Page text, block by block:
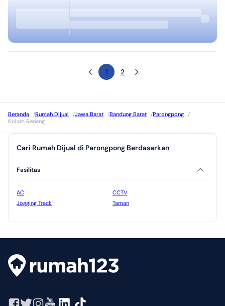
1 2
Beranda /Rumah Dijual /Jawa Barat /Bandung Barat /Parongpong
/
Kolam Renang
Cari Rumah Dijual di Parongpong Berdasarkan
Fasilitas
AC
CCTV
Jogging Track
Taman